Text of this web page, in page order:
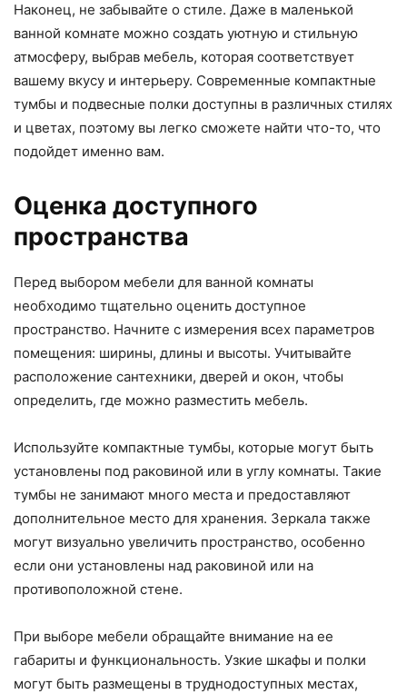
Наконец, не забывайте о стиле. Даже в маленькой
ванной комнате можно создать уютную и стильную
атмосферу, выбрав мебель, которая соответствует
вашему вкусу и интерьеру. Современные компактные
тумбы и подвесные полки доступны в различных стилях
и цветах, поэтому вы легко сможете найти что-то, что
подойдет именно вам.
Оценка доступного
пространства
Перед выбором мебели для ванной комнаты
необходимо тщательно оценить доступное
пространство. Начните с измерения всех параметров
помещения: ширины, длины и высоты. Учитывайте
расположение сантехники, дверей и окон, чтобы
определить, где можно разместить мебель.
Используйте компактные тумбы, которые могут быть
установлены под раковиной или в углу комнаты. Такие
тумбы не занимают много места и предоставляют
дополнительное место для хранения. Зеркала также
могут визуально увеличить пространство, особенно
если они установлены над раковиной или на
противоположной стене.
При выборе мебели обращайте внимание на ее
габариты и функциональность. Узкие шкафы и полки
могут быть размещены в труднодоступных местах,